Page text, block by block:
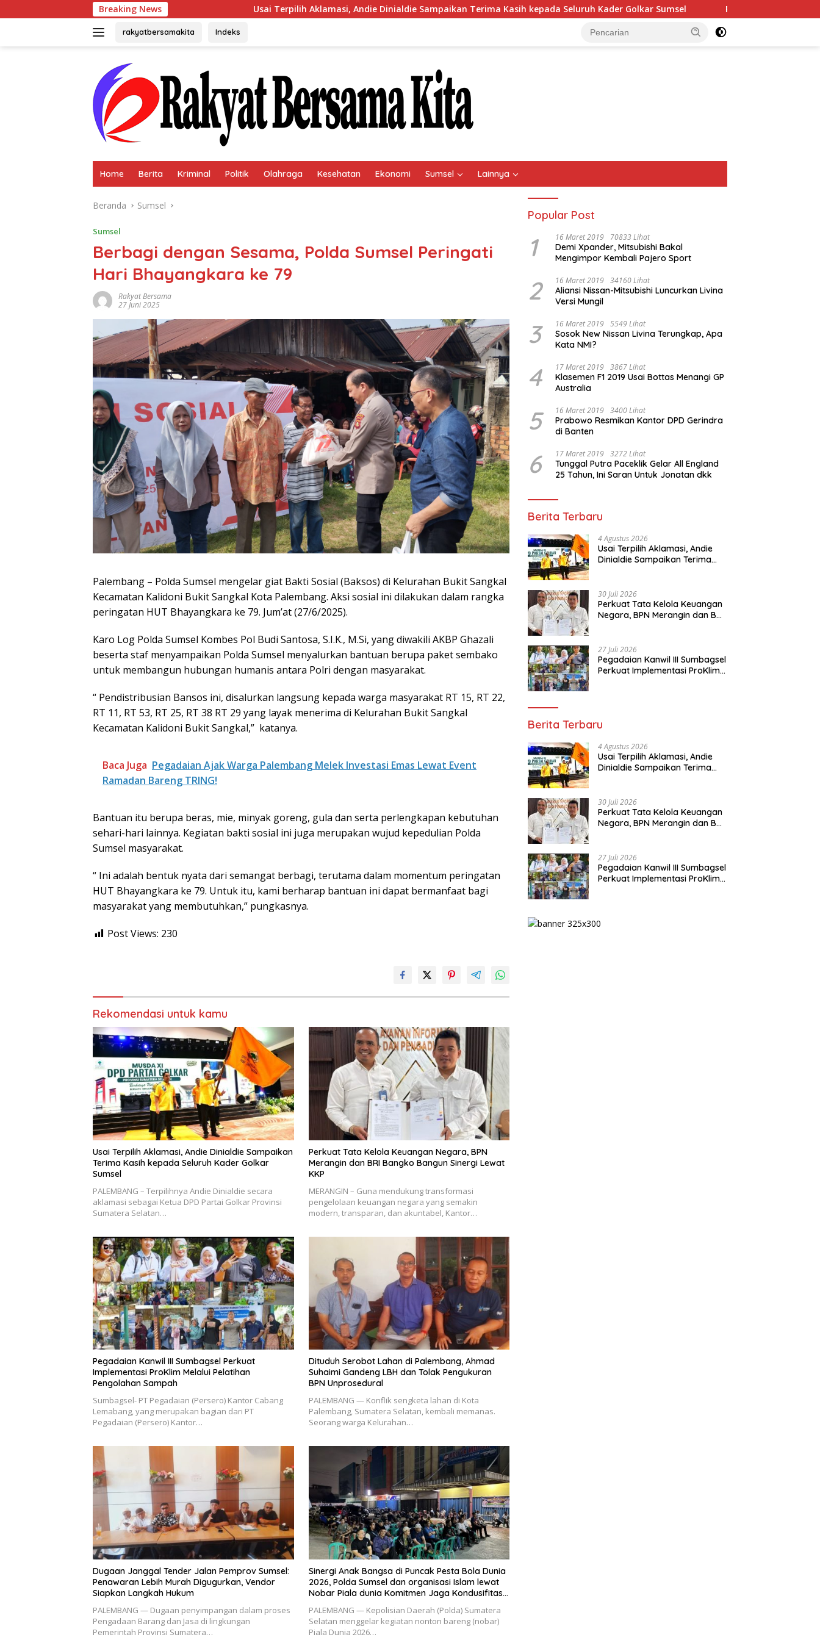
ke
Breaking News Usai Terpilih Aklamasi, Andie Dinialdie Sampaikan Terima Kasih kepada Seluruh Kader Golkar Sumsel Perkuat Tata Kelola Keuangan
rakyatbersamakita Indeks
Home Berita Kriminal Politik Olahraga Kesehatan Ekonomi Sumsel Lainnya
Beranda Sumsel
Sumsel
Berbagi dengan Sesama, Polda Sumsel Peringati
Hari Bhayangkara ke 79
Rakyat Bersama
27 Juni 2025
Palembang – Polda Sumsel mengelar giat Bakti Sosial (Baksos) di Kelurahan Bukit Sangkal
Kecamatan Kalidoni Bukit Sangkal Kota Palembang. Aksi sosial ini dilakukan dalam rangka
peringatan HUT Bhayangkara ke 79. Jum’at (27/6/2025).
Karo Log Polda Sumsel Kombes Pol Budi Santosa, S.I.K., M.Si, yang diwakili AKBP Ghazali
beserta staf menyampaikan Polda Sumsel menyalurkan bantuan berupa paket sembako
untuk membangun hubungan humanis antara Polri dengan masyarakat.
“ Pendistribusian Bansos ini, disalurkan langsung kepada warga masyarakat RT 15, RT 22,
RT 11, RT 53, RT 25, RT 38 RT 29 yang layak menerima di Kelurahan Bukit Sangkal
Kecamatan Kalidoni Bukit Sangkal,” katanya.
Baca Juga Pegadaian Ajak Warga Palembang Melek Investasi Emas Lewat Event
Ramadan Bareng TRING!
Bantuan itu berupa beras, mie, minyak goreng, gula dan serta perlengkapan kebutuhan
sehari-hari lainnya. Kegiatan bakti sosial ini juga merupakan wujud kepedulian Polda
Sumsel masyarakat.
“ Ini adalah bentuk nyata dari semangat berbagi, terutama dalam momentum peringatan
HUT Bhayangkara ke 79. Untuk itu, kami berharap bantuan ini dapat bermanfaat bagi
masyarakat yang membutuhkan,” pungkasnya.
Post Views: 230
Rekomendasi untuk kamu
Usai Terpilih Aklamasi, Andie Dinialdie Sampaikan
Terima Kasih kepada Seluruh Kader Golkar
Sumsel
PALEMBANG – Terpilihnya Andie Dinialdie secara
aklamasi sebagai Ketua DPD Partai Golkar Provinsi
Sumatera Selatan…
Perkuat Tata Kelola Keuangan Negara, BPN
Merangin dan BRI Bangko Bangun Sinergi Lewat
KKP
MERANGIN – Guna mendukung transformasi
pengelolaan keuangan negara yang semakin
modern, transparan, dan akuntabel, Kantor…
Pegadaian Kanwil III Sumbagsel Perkuat
Implementasi ProKlim Melalui Pelatihan
Pengolahan Sampah
Sumbagsel- PT Pegadaian (Persero) Kantor Cabang
Lemabang, yang merupakan bagian dari PT
Pegadaian (Persero) Kantor…
Dituduh Serobot Lahan di Palembang, Ahmad
Suhaimi Gandeng LBH dan Tolak Pengukuran
BPN Unprosedural
PALEMBANG — Konflik sengketa lahan di Kota
Palembang, Sumatera Selatan, kembali memanas.
Seorang warga Kelurahan…
Dugaan Janggal Tender Jalan Pemprov Sumsel:
Penawaran Lebih Murah Digugurkan, Vendor
Siapkan Langkah Hukum
PALEMBANG — Dugaan penyimpangan dalam proses
Pengadaan Barang dan Jasa di lingkungan
Pemerintah Provinsi Sumatera…
Sinergi Anak Bangsa di Puncak Pesta Bola Dunia
2026, Polda Sumsel dan organisasi Islam lewat
Nobar Piala dunia Komitmen Jaga Kondusifitas
PALEMBANG — Kepolisian Daerah (Polda) Sumatera
Selatan menggelar kegiatan nonton bareng (nobar)
Piala Dunia 2026…
Popular Post
1 16 Maret 2019 70833 Lihat
Demi Xpander, Mitsubishi Bakal
Mengimpor Kembali Pajero Sport
2 16 Maret 2019 34160 Lihat
Aliansi Nissan-Mitsubishi Luncurkan Livina
Versi Mungil
3 16 Maret 2019 5549 Lihat
Sosok New Nissan Livina Terungkap, Apa
Kata NMI?
4 17 Maret 2019 3867 Lihat
Klasemen F1 2019 Usai Bottas Menangi GP
Australia
5 16 Maret 2019 3400 Lihat
Prabowo Resmikan Kantor DPD Gerindra
di Banten
6 17 Maret 2019 3272 Lihat
Tunggal Putra Paceklik Gelar All England
25 Tahun, Ini Saran Untuk Jonatan dkk
Berita Terbaru
4 Agustus 2026
Usai Terpilih Aklamasi, Andie
Dinialdie Sampaikan Terima
30 Juli 2026
Perkuat Tata Kelola Keuangan
Negara, BPN Merangin dan BRI
27 Juli 2026
Pegadaian Kanwil III Sumbagsel
Perkuat Implementasi ProKlim
Berita Terbaru
4 Agustus 2026
Usai Terpilih Aklamasi, Andie
Dinialdie Sampaikan Terima
30 Juli 2026
Perkuat Tata Kelola Keuangan
Negara, BPN Merangin dan BRI
27 Juli 2026
Pegadaian Kanwil III Sumbagsel
Perkuat Implementasi ProKlim